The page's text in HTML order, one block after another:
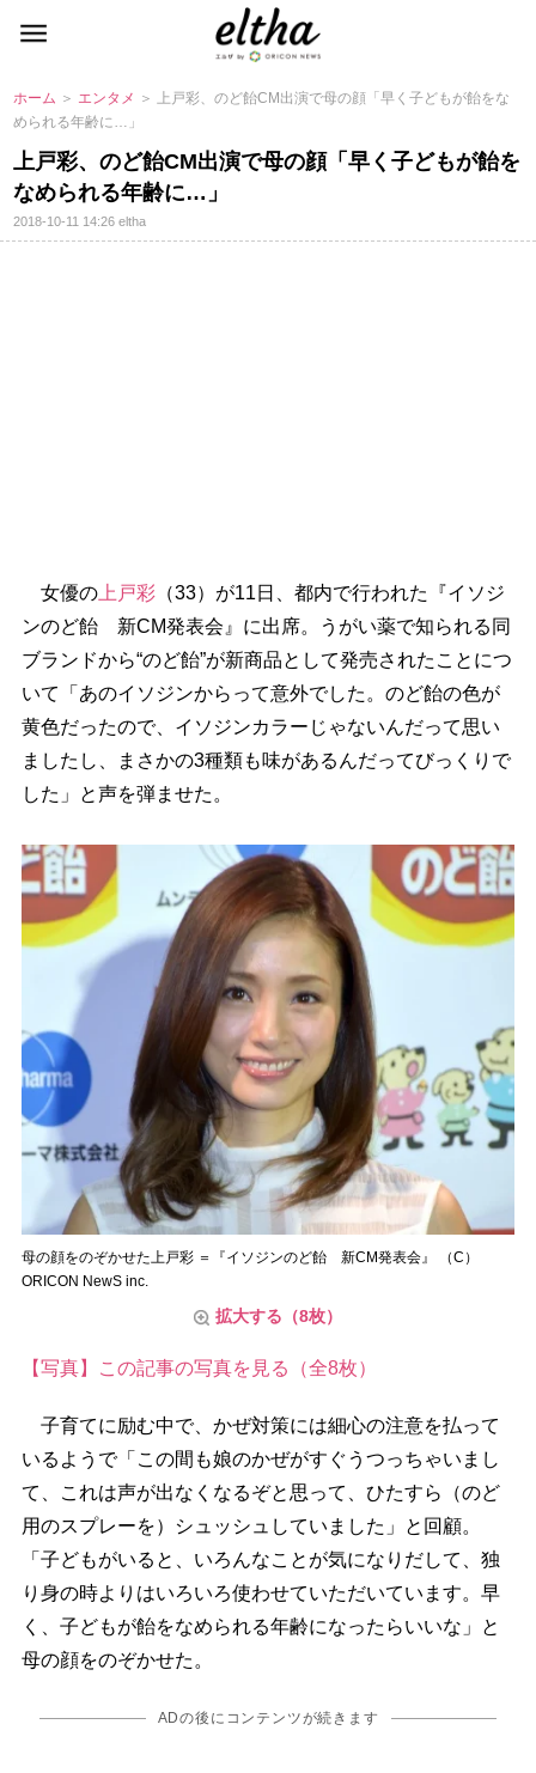
ホーム ＞ エンタメ ＞ 上戸彩、のど飴CM出演で母の顔「早く子どもが飴をな
められる年齢に…」
上戸彩、のど飴CM出演で母の顔「早く子どもが飴を
なめられる年齢に…」
2018-10-11 14:26eltha
女優の上戸彩（33）が11日、都内で行われた『イソジ
ンのど飴 新CM発表会』に出席。うがい薬で知られる同
ブランドから“のど飴”が新商品として発売されたことにつ
いて「あのイソジンからって意外でした。のど飴の色が
黄色だったので、イソジンカラーじゃないんだって思い
ましたし、まさかの3種類も味があるんだってびっくりで
した」と声を弾ませた。
母の顔をのぞかせた上戸彩 ＝『イソジンのど飴 新CM発表会』 （C）
ORICON NewS inc.
拡大する（8枚）
【写真】この記事の写真を見る（全8枚）
子育てに励む中で、かぜ対策には細心の注意を払って
いるようで「この間も娘のかぜがすぐうつっちゃいまし
て、これは声が出なくなるぞと思って、ひたすら（のど
用のスプレーを）シュッシュしていました」と回顧。
「子どもがいると、いろんなことが気になりだして、独
り身の時よりはいろいろ使わせていただいています。早
く、子どもが飴をなめられる年齢になったらいいな」と
母の顔をのぞかせた。
ADの後にコンテンツが続きます